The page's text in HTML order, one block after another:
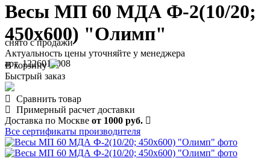
Весы МП 60 МДА Ф-2(10/20;
450х600) "Олимп"
арт. 1226010008
снято с продажи
Актуальность цены уточняйте у менеджера
В корзину
Быстрый заказ
Сравнить товар
Примерный расчет доставки
Доставка по Москве от 1000 руб.
Все сертификаты производителя